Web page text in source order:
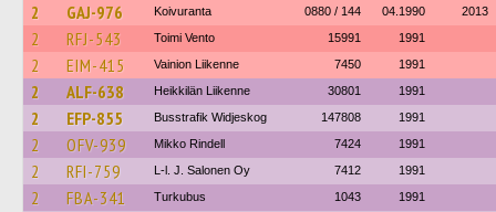
2 GAJ-976 Koivuranta 0880 / 144 04.1990 2013
2 RFJ-543 Toimi Vento 15991 1991
2 EIM-415 Vainion Liikenne 7450 1991
2 ALF-638 Heikkilän Liikenne 30801 1991
2 EFP-855 Busstrafik Widjeskog 147808 1991
2 OFV-939 Mikko Rindell 7424 1991
2 RFI-759 L-l. J. Salonen Oy 7412 1991
2 FBA-341 Turkubus 1043 1991